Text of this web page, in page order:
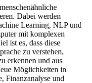
Dabei werden
Learning, NLP und
mit komplexen
ist es, dass diese
zu verstehen,
erkennen und aus
Möglichkeiten in
Finanzanalyse und